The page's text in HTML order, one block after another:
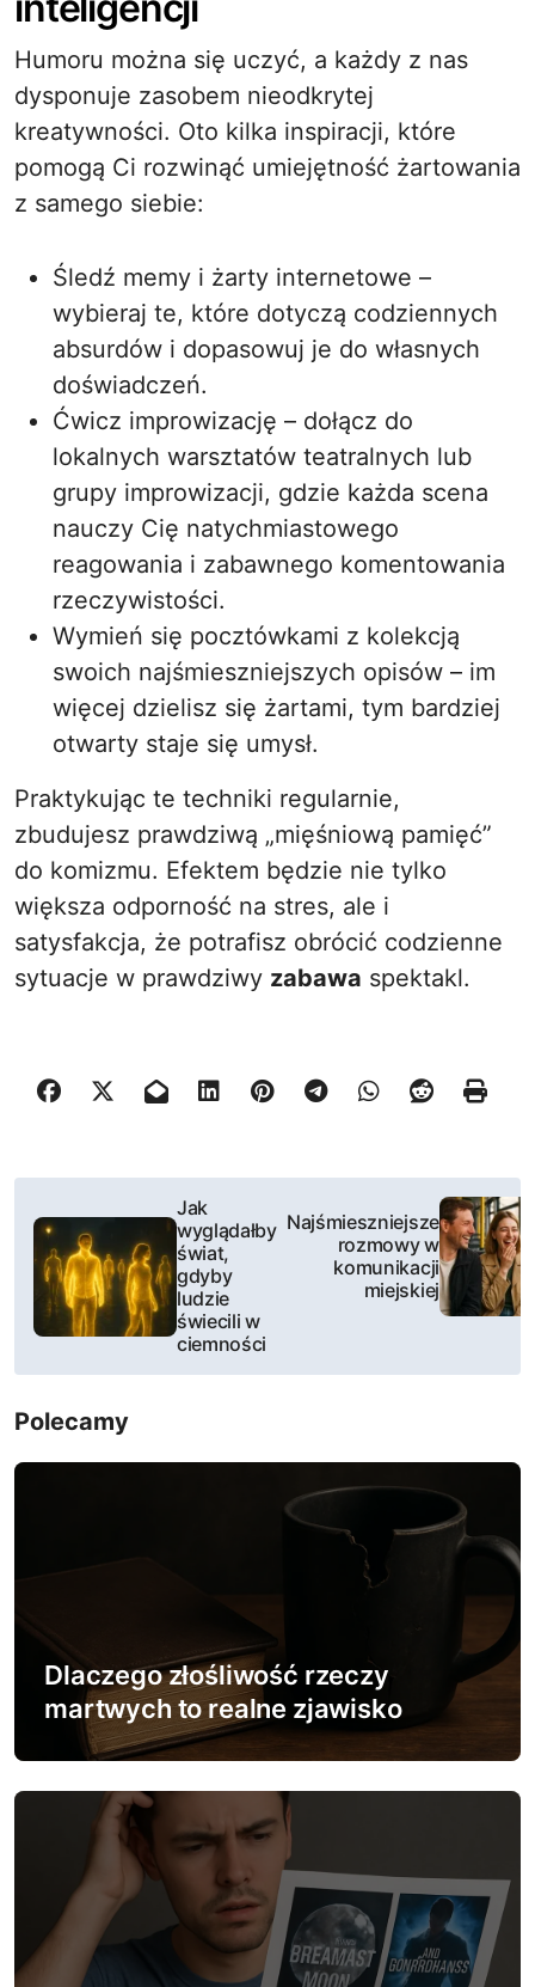
Humoru można się uczyć, a każdy z nas
dysponuje zasobem nieodkrytej
kreatywności. Oto kilka inspiracji, które
pomogą Ci rozwinąć umiejętność żartowania
z samego siebie:
Śledź memy i żarty internetowe –
wybieraj te, które dotyczą codziennych
absurdów i dopasowuj je do własnych
doświadczeń.
Ćwicz improwizację – dołącz do
lokalnych warsztatów teatralnych lub
grupy improwizacji, gdzie każda scena
nauczy Cię natychmiastowego
reagowania i zabawnego komentowania
rzeczywistości.
Wymień się pocztówkami z kolekcją
swoich najśmieszniejszych opisów – im
więcej dzielisz się żartami, tym bardziej
otwarty staje się umysł.
Praktykując te techniki regularnie,
zbudujesz prawdziwą „mięśniową pamięć”
do komizmu. Efektem będzie nie tylko
większa odporność na stres, ale i
satysfakcja, że potrafisz obrócić codzienne
sytuacje w prawdziwy zabawa spektakl.
a
w
i
s
Jak
wyglądałby
świat,
gdyby
ludzie
świecili w
ciemności
Najśmieszniejsze
rozmowy w
komunikacji
miejskiej
Polecamy
Dlaczego złośliwość rzeczy
martwych to realne zjawisko